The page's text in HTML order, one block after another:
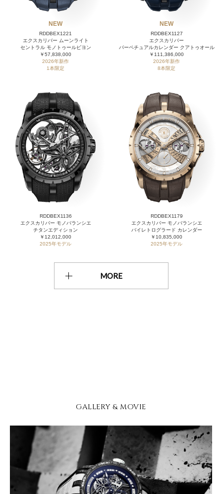
NEW
RDDBEX1221
エクスカリバー ムーンライト
セントラル モノトゥールビヨン
￥57,838,000
2026年新作
1本限定
NEW
RDDBEX1127
エクスカリバー
パーペチュアルカレンダー クアトゥオール
￥111,386,000
2026年新作
8本限定
RDDBEX1136
エクスカリバー モノバランシエ
チタンエディション
￥12,012,000
2025年モデル
RDDBEX1179
エクスカリバー モノバランシエ
バイレトログラード カレンダー
￥10,835,000
2025年モデル
MORE
GALLERY & MOVIE